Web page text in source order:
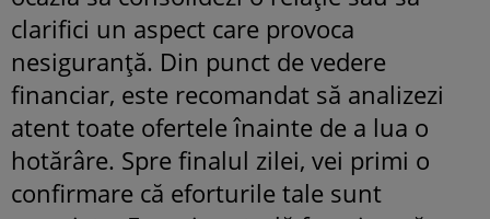
clarifici un aspect care provoca
nesiguranță. Din punct de vedere
financiar, este recomandat să analizezi
atent toate ofertele înainte de a lua o
hotărâre. Spre finalul zilei, vei primi o
confirmare că eforturile tale sunt